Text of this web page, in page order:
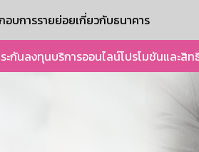
อบการรายย่อยเกี่ยวกับธนาคาร
ะกันลงทุนบริการออนไลน์โปรโมชันและสิ